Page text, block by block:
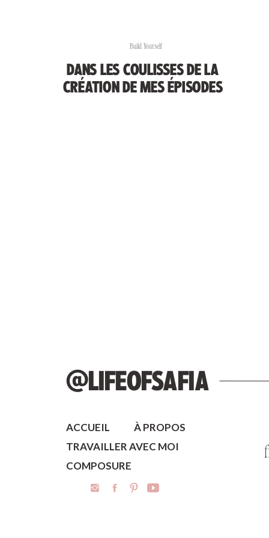
DANS LES COULISSES DE LA
CRÉATION DE MES ÉPISODES
Build Yourself
COMPOSURE
À PROPOS
TRAVAILLER AVEC MOI
@LIFEOFSAFIA
ACCUEIL